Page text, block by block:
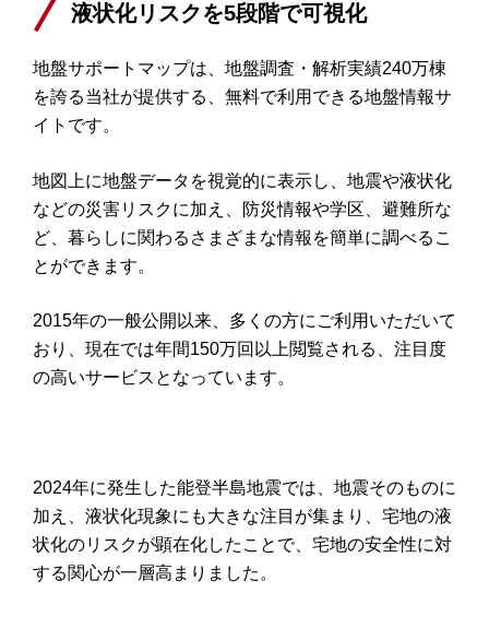
液状化リスクを5段階で可視化
地盤サポートマップは、地盤調査・解析実績240万棟
を誇る当社が提供する、無料で利用できる地盤情報サ
イトです。
地図上に地盤データを視覚的に表示し、地震や液状化
などの災害リスクに加え、防災情報や学区、避難所な
ど、暮らしに関わるさまざまな情報を簡単に調べるこ
とができます。
2015年の一般公開以来、多くの方にご利用いただいて
おり、現在では年間150万回以上閲覧される、注目度
の高いサービスとなっています。
2024年に発生した能登半島地震では、地震そのものに
加え、液状化現象にも大きな注目が集まり、宅地の液
状化のリスクが顕在化したことで、宅地の安全性に対
する関心が一層高まりました。